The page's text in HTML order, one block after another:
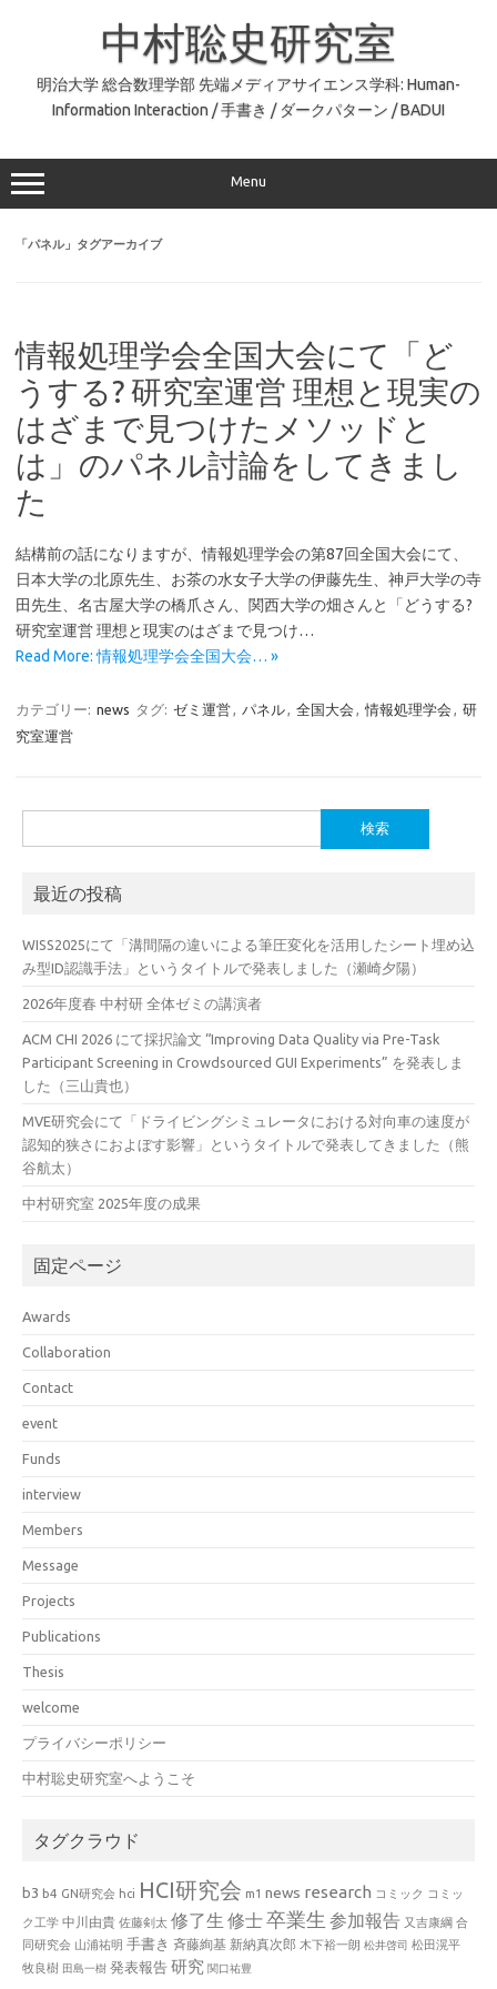
中村聡史研究室
明治大学 総合数理学部 先端メディアサイエンス学科: Human-
Information Interaction / 手書き / ダークパターン / BADUI
Menu
「パネル」タグアーカイブ
情報処理学会全国大会にて「ど
うする? 研究室運営 理想と現実の
はざまで見つけたメソッドと
は」のパネル討論をしてきまし
た
結構前の話になりますが、情報処理学会の第87回全国大会にて、
日本大学の北原先生、お茶の水女子大学の伊藤先生、神戸大学の寺
田先生、名古屋大学の橋爪さん、関西大学の畑さんと「どうする?
研究室運営 理想と現実のはざまで見つけ…
Read More: 情報処理学会全国大会… »
カテゴリー: news タグ: ゼミ運営, パネル, 全国大会 , 情報処理学会 , 研
究室運営
索:
最近の投稿
WISS2025にて「溝間隔の違いによる筆圧変化を活用したシート埋め込
み型ID認識手法」というタイトルで発表しました（瀬崎夕陽）
2026年度春 中村研 全体ゼミの講演者
ACM CHI 2026 にて採択論文 “Improving Data Quality via Pre-Task
Participant Screening in Crowdsourced GUI Experiments” を発表しま
した（三山貴也）
MVE研究会にて「ドライビングシミュレータにおける対向車の速度が
認知的狭さにおよぼす影響」というタイトルで発表してきました（熊
谷航太）
中村研究室 2025年度の成果
固定ページ
Awards
Collaboration
Contact
event
Funds
interview
Members
Message
Projects
Publications
Thesis
welcome
プライバシーポリシー
中村聡史研究室へようこそ
タグクラウド
b3 b4 GN研究会 hci HCI研究会 m1 news research コミック コミッ
ク工学 中川由貴 佐藤剣太 修了生 修士卒業生 参加報告 又吉康綱 合
同研究会 山浦祐明 手書き 斉藤絢基 新納真次郎 木下裕一朗 松井啓司 松田滉平
牧良樹 田島一樹 発表報告 研究 関口祐豊